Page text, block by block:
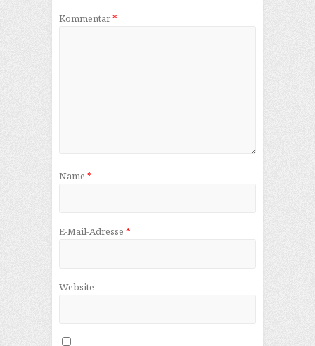
Kommentar*
Name *
E-Mail-Adresse *
Website